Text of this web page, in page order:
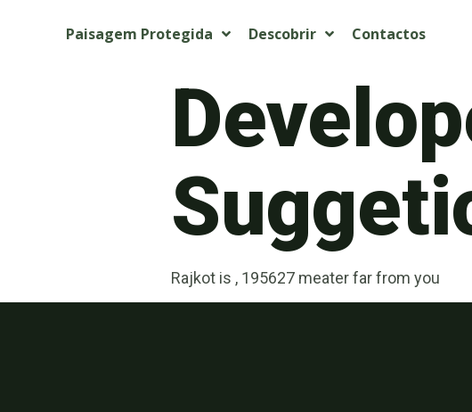
Paisagem Protegida Descobrir Contactos
Rajkot is , 195627 meater far from you